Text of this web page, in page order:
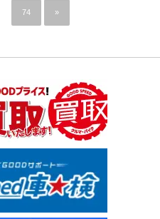
74 »